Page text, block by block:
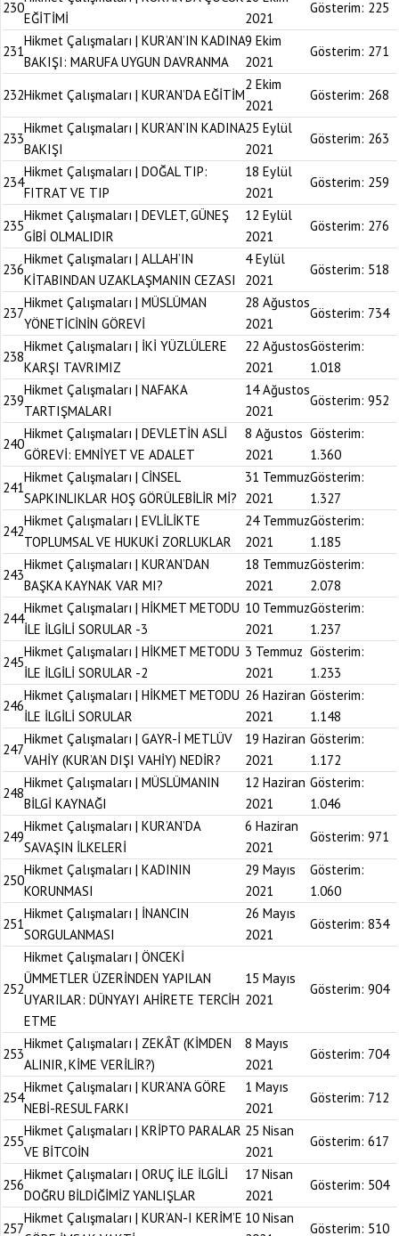
230
EĞİTİMİ
2021
Gösterim: 225
231
Hikmet Çalışmaları | KUR’AN’IN KADINA
BAKIŞI: MARUFA UYGUN DAVRANMA
9 Ekim
2021
Gösterim: 271
232Hikmet Çalışmaları | KUR’AN’DA EĞİTİM
2 Ekim
2021
Gösterim: 268
233
Hikmet Çalışmaları | KUR’AN’IN KADINA
BAKIŞI
25 Eylül
2021
Gösterim: 263
234
Hikmet Çalışmaları | DOĞAL TIP:
FITRAT VE TIP
18 Eylül
2021
Gösterim: 259
235
Hikmet Çalışmaları | DEVLET, GÜNEŞ
GİBİ OLMALIDIR
12 Eylül
2021
Gösterim: 276
236
Hikmet Çalışmaları | ALLAH’IN
KİTABINDAN UZAKLAŞMANIN CEZASI
4 Eylül
2021
Gösterim: 518
237
Hikmet Çalışmaları | MÜSLÜMAN
YÖNETİCİNİN GÖREVİ
28 Ağustos
2021
Gösterim: 734
238
Hikmet Çalışmaları | İKİ YÜZLÜLERE
KARŞI TAVRIMIZ
22 Ağustos
2021
Gösterim:
1.018
239
Hikmet Çalışmaları | NAFAKA
TARTIŞMALARI
14 Ağustos
2021
Gösterim: 952
240
Hikmet Çalışmaları | DEVLETİN ASLİ
GÖREVİ: EMNİYET VE ADALET
8 Ağustos
2021
Gösterim:
1.360
241
Hikmet Çalışmaları | CİNSEL
SAPKINLIKLAR HOŞ GÖRÜLEBİLİR Mİ?
31 Temmuz
2021
Gösterim:
1.327
242
Hikmet Çalışmaları | EVLİLİKTE
TOPLUMSAL VE HUKUKİ ZORLUKLAR
24 Temmuz
2021
Gösterim:
1.185
243
Hikmet Çalışmaları | KUR’AN’DAN
BAŞKA KAYNAK VAR MI?
18 Temmuz
2021
Gösterim:
2.078
244
Hikmet Çalışmaları | HİKMET METODU
İLE İLGİLİ SORULAR -3
10 Temmuz
2021
Gösterim:
1.237
245
Hikmet Çalışmaları | HİKMET METODU
İLE İLGİLİ SORULAR -2
3 Temmuz
2021
Gösterim:
1.233
246
Hikmet Çalışmaları | HİKMET METODU
İLE İLGİLİ SORULAR
26 Haziran
2021
Gösterim:
1.148
247
Hikmet Çalışmaları | GAYR-İ METLÜV
VAHİY (KUR’AN DIŞI VAHİY) NEDİR?
19 Haziran
2021
Gösterim:
1.172
248
Hikmet Çalışmaları | MÜSLÜMANIN
BİLGİ KAYNAĞI
12 Haziran
2021
Gösterim:
1.046
249
Hikmet Çalışmaları | KUR’AN’DA
SAVAŞIN İLKELERİ
6 Haziran
2021
Gösterim: 971
250
Hikmet Çalışmaları | KADININ
KORUNMASI
29 Mayıs
2021
Gösterim:
1.060
251
Hikmet Çalışmaları | İNANCIN
SORGULANMASI
26 Mayıs
2021
Gösterim: 834
252
Hikmet Çalışmaları | ÖNCEKİ
ÜMMETLER ÜZERİNDEN YAPILAN
UYARILAR: DÜNYAYI AHİRETE TERCİH
ETME
15 Mayıs
2021
Gösterim: 904
253
Hikmet Çalışmaları | ZEKÂT (KİMDEN
ALINIR, KİME VERİLİR?)
8 Mayıs
2021
Gösterim: 704
254
Hikmet Çalışmaları | KUR’AN’A GÖRE
NEBİ-RESUL FARKI
1 Mayıs
2021
Gösterim: 712
255
Hikmet Çalışmaları | KRİPTO PARALAR
VE BİTCOİN
25 Nisan
2021
Gösterim: 617
256
Hikmet Çalışmaları | ORUÇ İLE İLGİLİ
DOĞRU BİLDİĞİMİZ YANLIŞLAR
17 Nisan
2021
Gösterim: 504
257
Hikmet Çalışmaları | KUR’AN-I KERİM’E 10 Nisan
Gösterim: 510